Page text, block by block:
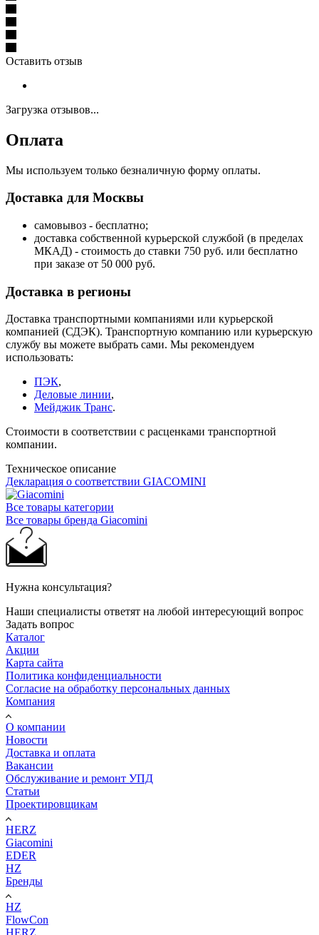
Оставить отзыв
Загрузка отзывов...
Оплата
Мы используем только безналичную форму оплаты.
Доставка для Москвы
самовывоз - бесплатно;
доставка собственной курьерской службой (в пределах
МКАД) - стоимость до ставки 750 руб. или бесплатно
при заказе от 50 000 руб.
Доставка в регионы
Доставка транспортными компаниями или курьерской
компанией (СДЭК). Транспортную компанию или курьерскую
службу вы можете выбрать сами. Мы рекомендуем
использовать:
ПЭК,
Деловые линии,
Мейджик Транс.
Стоимости в соответствии с расценками транспортной
компании.
Техническое описание
Декларация о соответствии GIACOMINI
Все товары категории
Все товары бренда Giacomini
Нужна консультация?
Наши специалисты ответят на любой интересующий вопрос
Задать вопрос
Каталог
Акции
Карта сайта
Политика конфиденциальности
Согласие на обработку персональных данных
Компания
О компании
Новости
Доставка и оплата
Вакансии
Обслуживание и ремонт УПД
Статьи
Проектировщикам
HERZ
Giacomini
EDER
HZ
Бренды
HZ
FlowCon